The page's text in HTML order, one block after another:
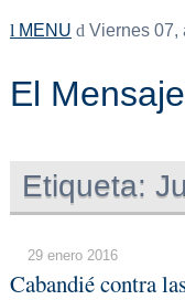
MENU Viernes 07,
El
Etiqueta:
29 enero 2016
Cabandié contra